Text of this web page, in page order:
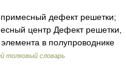
дефект решетки;
центр Дефект решетки,
в полупроводнике
толковый словарь